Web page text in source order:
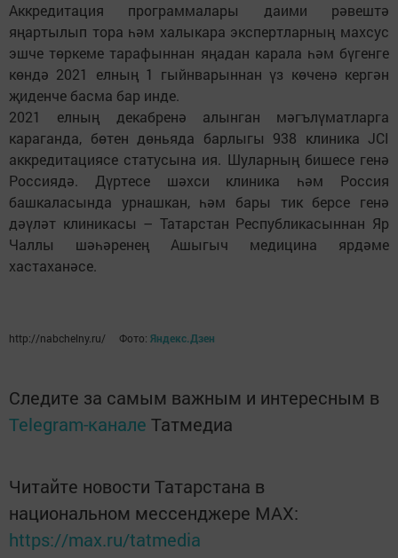
Аккредитация программалары даими рәвештә
яңартылып тора һәм халыкара экспертларның махсус
эшче төркеме тарафыннан яңадан карала һәм бүгенге
көндә 2021 елның 1 гыйнварыннан үз көченә кергән
җиденче басма бар инде.
2021 елның декабренә алынган мәгълүматларга
караганда, бөтен дөньяда барлыгы 938 клиника JCI
аккредитациясе статусына ия. Шуларның бишесе генә
Россиядә. Дүртесе шәхси клиника һәм Россия
башкаласында урнашкан, һәм бары тик берсе генә
дәүләт клиникасы – Татарстан Республикасыннан Яр
Чаллы шәһәренең Ашыгыч медицина ярдәме
хастаханәсе.
http://nabchelny.ru/ Фото: Яндекс.Дзен
Следите за самым важным и интересным в
Telegram-канале Татмедиа
Читайте новости Татарстана в
национальном мессенджере MАХ:
https://max.ru/tatmedia